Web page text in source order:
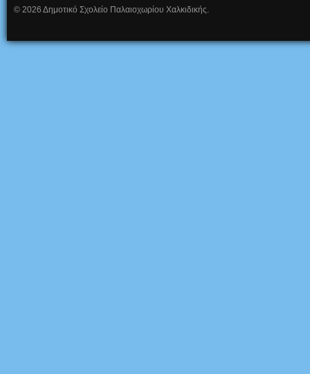
© 2026 Δημοτικό Σχολείο Παλαιοχωρίου Χαλκιδικής.